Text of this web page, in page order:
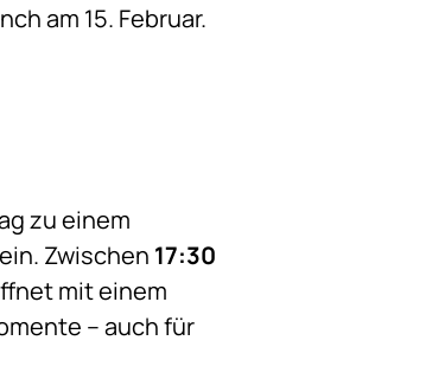
am 15. Februar.
zu einem
Zwischen 17:30
mit einem
– auch für